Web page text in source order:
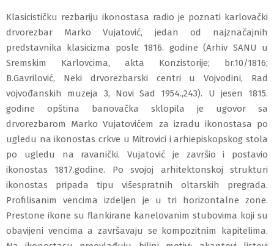
Klasicističku rezbariju ikonostasa radio je poznati karlovački
drvorezbar Marko Vujatović, jedan od najznačajnih
predstavnika klasicizma posle 1816. godine (Arhiv SANU u
Sremskim Karlovcima, akta Konzistorije; br.10/1816;
B.Gavrilović, Neki drvorezbarski centri u Vojvodini, Rad
vojvođanskih muzeja 3, Novi Sad 1954.,243). U jesen 1815.
godine opština banovačka sklopila je ugovor sa
drvorezbarom Marko Vujatovićem za izradu ikonostasa po
ugledu na ikonostas crkve u Mitrovici i arhiepiskopskog stola
po ugledu na ravanički. Vujatović je završio i postavio
ikonostas 1817.godine. Po svojoj arhitektonskoj strukturi
ikonostas pripada tipu višespratnih oltarskih pregrada.
Profilisanim vencima izdeljen je u tri horizontalne zone.
Prestone ikone su flankirane kanelovanim stubovima koji su
obavijeni vencima a završavaju se kompozitnim kapitelima.